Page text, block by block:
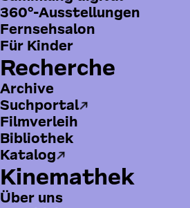
360°-Ausstellungen
Fernsehsalon
Für Kinder
Recherche
Archive
Suchportal
Filmverleih
Bibliothek
Katalog
Kinemathek
Über uns